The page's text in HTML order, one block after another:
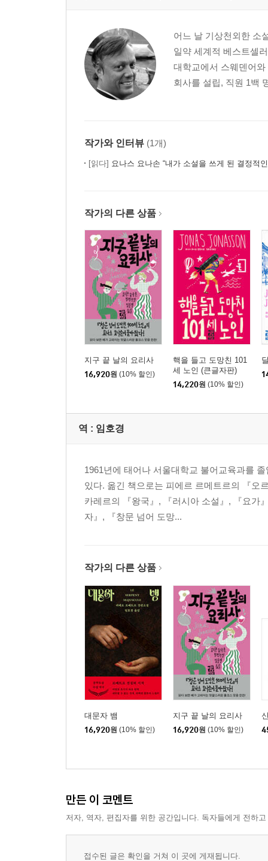
어느 날 기상천외한 소
일약 세계적 베스트셀
대학교에서 스웨덴어
회사를 설립, 직원 1백
작가와 인터뷰 (1개)
[읽다] 요나스 요나손 “내가 소설을 쓰게 된 결정적
작가의 다른 상품
지구 끝 날의 요리사
16,920원 (10% 할인)
핵을 들고 도망친 101
세 노인 (큰글자판)
14,220원 (10% 할인)
역 : 임호경
1961년에 태어나 서울대학교 불어교육과를
있다. 옮긴 책으로는 피에르 르메트르의 『오
카레르의 『왕국』, 『러시아 소설』, 『요가
자』, 『창문 넘어 도망...
작가의 다른 상품
대문자 뱀
16,920원 (10% 할인)
지구 끝 날의 요리사
16,920원 (10% 할인)
만든 이 코멘트
저자, 역자, 편집자를 위한 공간입니다. 독자들에게 전하
접수된 글은 확인을 거쳐 이 곳에 게재됩니다.